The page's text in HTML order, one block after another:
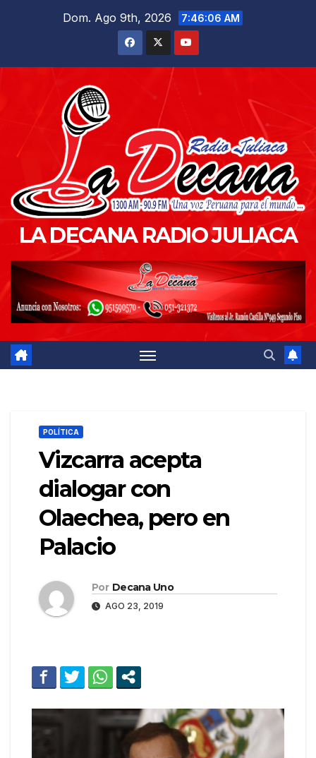
Dom. Ago 9th, 2026 7:46:08 AM
LA DECANA RADIO JULIACA
POLÍTICA
Vizcarra acepta
dialogar con
Olaechea, pero en
Palacio
Por Decana Uno
AGO 23, 2019